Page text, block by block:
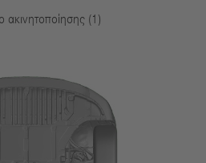
ακινητοποίησης (1)